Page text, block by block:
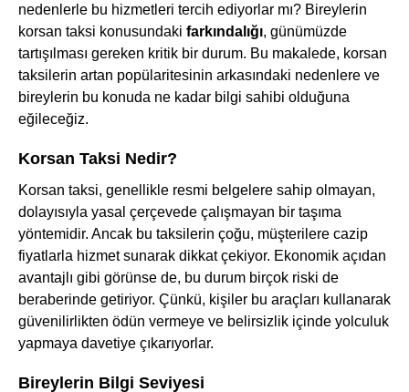
nedenlerle bu hizmetleri tercih ediyorlar mı? Bireylerin
korsan taksi konusundaki farkındalığı, günümüzde
tartışılması gereken kritik bir durum. Bu makalede, korsan
taksilerin artan popülaritesinin arkasındaki nedenlere ve
bireylerin bu konuda ne kadar bilgi sahibi olduğuna
eğileceğiz.
Korsan Taksi Nedir?
Korsan taksi, genellikle resmi belgelere sahip olmayan,
dolayısıyla yasal çerçevede çalışmayan bir taşıma
yöntemidir. Ancak bu taksilerin çoğu, müşterilere cazip
fiyatlarla hizmet sunarak dikkat çekiyor. Ekonomik açıdan
avantajlı gibi görünse de, bu durum birçok riski de
beraberinde getiriyor. Çünkü, kişiler bu araçları kullanarak
güvenilirlikten ödün vermeye ve belirsizlik içinde yolculuk
yapmaya davetiye çıkarıyorlar.
Bireylerin Bilgi Seviyesi